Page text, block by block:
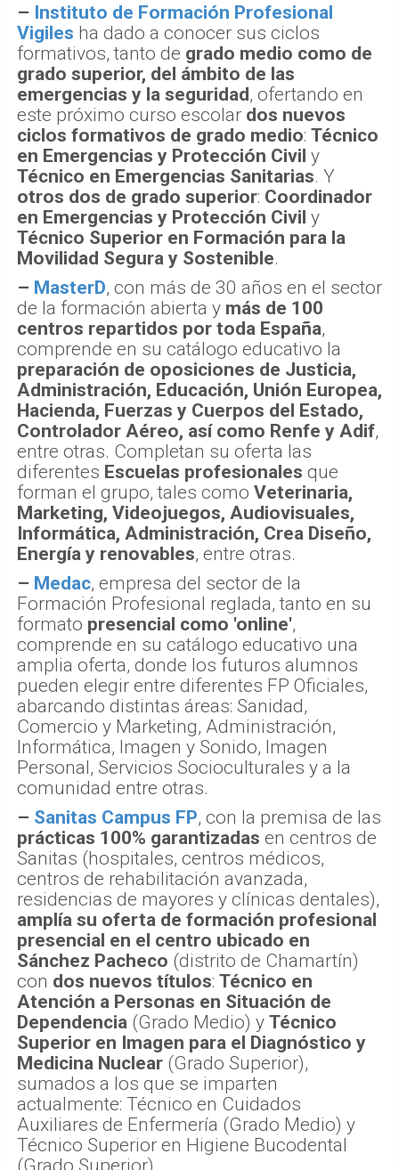
– Instituto de Formación Profesional
Vigiles ha dado a conocer sus ciclos
formativos, tanto de grado medio como de
grado superior, del ámbito de las
emergencias y la seguridad, ofertando en
este próximo curso escolar dos nuevos
ciclos formativos de grado medio: Técnico
en Emergencias y Protección Civil y
Técnico en Emergencias Sanitarias. Y
otros dos de grado superior: Coordinador
en Emergencias y Protección Civil y
Técnico Superior en Formación para la
Movilidad Segura y Sostenible.
– MasterD, con más de 30 años en el sector
de la formación abierta y más de 100
centros repartidos por toda España,
comprende en su catálogo educativo la
preparación de oposiciones de Justicia,
Administración, Educación, Unión Europea,
Hacienda, Fuerzas y Cuerpos del Estado,
Controlador Aéreo, así como Renfe y Adif,
entre otras. Completan su oferta las
diferentes Escuelas profesionales que
forman el grupo, tales como Veterinaria,
Marketing, Videojuegos, Audiovisuales,
Informática, Administración, Crea Diseño,
Energía y renovables, entre otras.
– Medac, empresa del sector de la
Formación Profesional reglada, tanto en su
formato presencial como 'online',
comprende en su catálogo educativo una
amplia oferta, donde los futuros alumnos
pueden elegir entre diferentes FP Oficiales,
abarcando distintas áreas: Sanidad,
Comercio y Marketing, Administración,
Informática, Imagen y Sonido, Imagen
Personal, Servicios Socioculturales y a la
comunidad entre otras.
– Sanitas Campus FP, con la premisa de las
prácticas 100% garantizadas en centros de
Sanitas (hospitales, centros médicos,
centros de rehabilitación avanzada,
residencias de mayores y clínicas dentales),
amplía su oferta de formación profesional
presencial en el centro ubicado en
Sánchez Pacheco (distrito de Chamartín)
con dos nuevos títulos: Técnico en
Atención a Personas en Situación de
Dependencia (Grado Medio) y Técnico
Superior en Imagen para el Diagnóstico y
Medicina Nuclear (Grado Superior),
sumados a los que se imparten
actualmente: Técnico en Cuidados
Auxiliares de Enfermería (Grado Medio) y
Técnico Superior en Higiene Bucodental
(Grado Superior).